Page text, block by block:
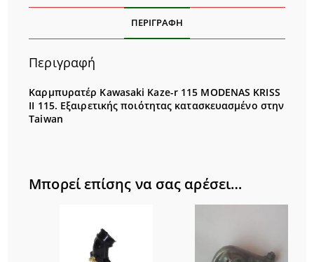
ΠΕΡΙΓΡΑΦΉ
Περιγραφή
Καρμπυρατέρ Kawasaki Kaze-r 115 MODENAS KRISS
II 115. Εξαιρετικής ποιότητας κατασκευασμένο στην
Taiwan
Μπορεί επίσης να σας αρέσει…